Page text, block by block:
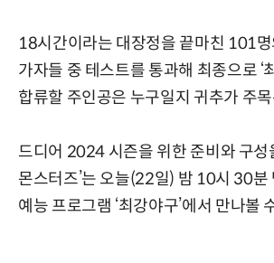
18시간이라는 대장정을 끝마친 101
가자들 중 테스트를 통과해 최종으로 ‘
합류할 주인공은 누구일지 귀추가 주
드디어 2024 시즌을 위한 준비와 구성
몬스터즈’는 오늘(22일) 밤 10시 30분
예능 프로그램 ‘최강야구’에서 만나볼